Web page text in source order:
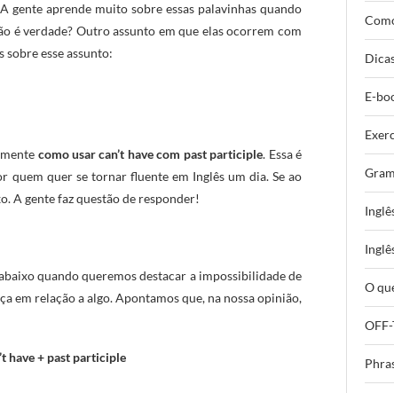
gente aprende muito sobre essas palavinhas quando
é verdade? Outro assunto em que elas ocorrem com
esse assunto:
como usar can’t have com past participle. Essa é
quer se tornar fluente em Inglês um dia. Se ao
A gente faz questão de responder!
quando queremos destacar a impossibilidade de
em relação a algo. Apontamos que, na nossa opinião,
have + past participle
E-
O